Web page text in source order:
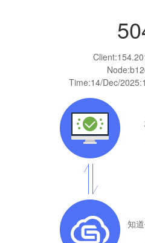
Client:
Time:14/Dec/
知